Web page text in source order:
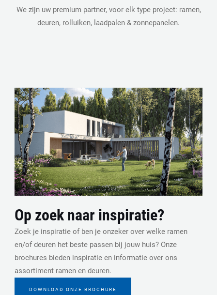
We zijn uw premium partner, voor elk type project: ramen,
deuren, rolluiken, laadpalen & zonnepanelen.
Op zoek naar inspiratie?
Zoek je inspiratie of ben je onzeker over welke ramen
en/of deuren het beste passen bij jouw huis? Onze
brochures bieden inspiratie en informatie over ons
assortiment ramen en deuren.
DOWNLOAD ONZE BROCHURE